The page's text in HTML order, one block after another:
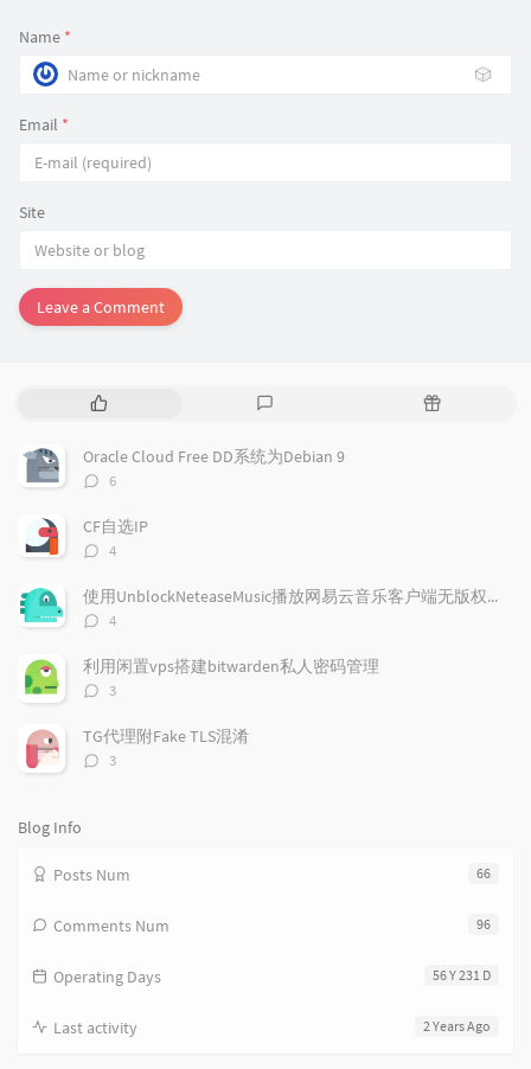
Name *
🎲
Email *
Site
Leave a Comment
P
u
a
r
t
c
l
s
t
e
m
n
R
t
Oracle Cloud Free DD系统为Debian 9
评
数：
6
CF自选IP
评
数：
4
使用UnblockNeteaseMusic播放网易云音乐客户端无版权歌曲
评
数：
4
利用闲置vps搭建bitwarden私人密码管理
评
数：
3
TG代理附Fake TLS混淆
评
3
Blog Info
66
Posts Num
96
Comments Num
56 Y 231 D
Operating Days
2 Years Ago
Last activity